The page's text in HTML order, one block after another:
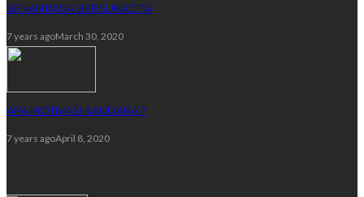
SENANTIASA BERSUKACITA
7 years agoMarch 30, 2020
APA MOTIVASI SAUDARA ?
7 years agoApril 8, 2020